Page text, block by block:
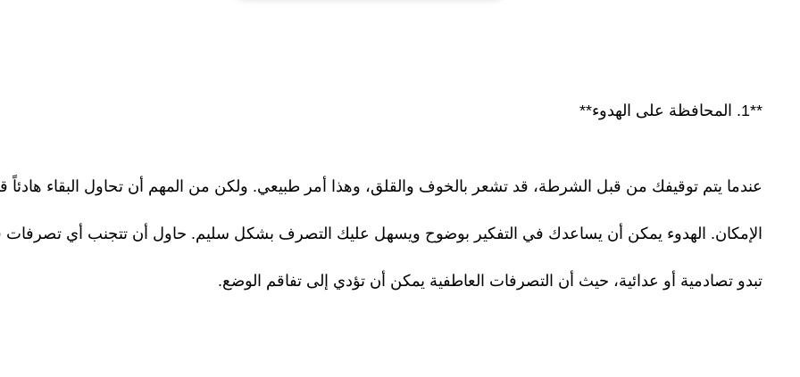
**1. المحافظة على الهدوء**
عندما يتم توقيفك من قبل الشرطة، قد تشعر بالخوف والقلق، وهذا أمر طبيعي. ولكن من المهم أن تحاول البقاء هادئاً
الإمكان. الهدوء يمكن أن يساعدك في التفكير بوضوح ويسهل عليك التصرف بشكل سليم. حاول أن تتجنب أي تصرفات
تبدو تصادمية أو عدائية، حيث أن التصرفات العاطفية يمكن أن تؤدي إلى تفاقم الوضع.